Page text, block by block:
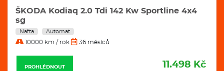
ŠKODA Kodiaq 2.0 Tdi 142 Kw Sportline 4x4
sg
Nafta Automat
10000 km / rok 36 měsíců
PROHLÉDNOUT 11.498 Kč